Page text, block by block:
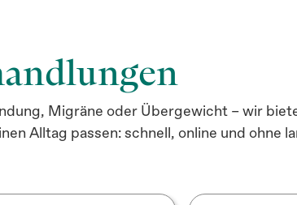
Migräne oder Übergewicht – wir
Alltag passen: schnell, online und ohne